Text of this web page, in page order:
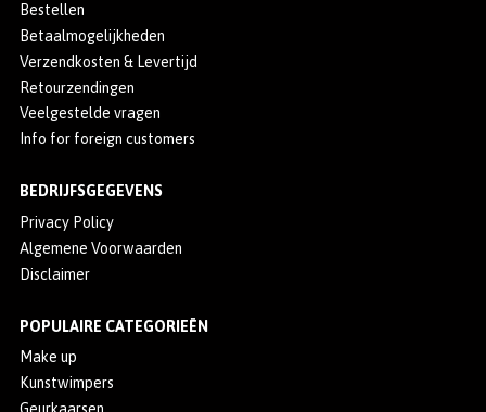
Bestellen
Betaalmogelijkheden
Verzendkosten & Levertijd
Retourzendingen
Veelgestelde vragen
Info for foreign customers
BEDRIJFSGEGEVENS
Privacy Policy
Algemene Voorwaarden
Disclaimer
POPULAIRE CATEGORIEËN
Make up
Kunstwimpers